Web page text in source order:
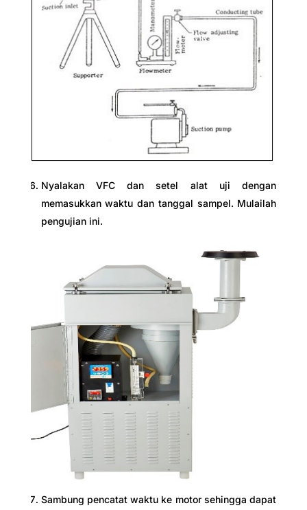
Nyalakan VFC dan setel alat uji dengan
memasukkan waktu dan tanggal sampel. Mulailah
pengujian ini.
Sambung pencatat waktu ke motor sehingga dapat